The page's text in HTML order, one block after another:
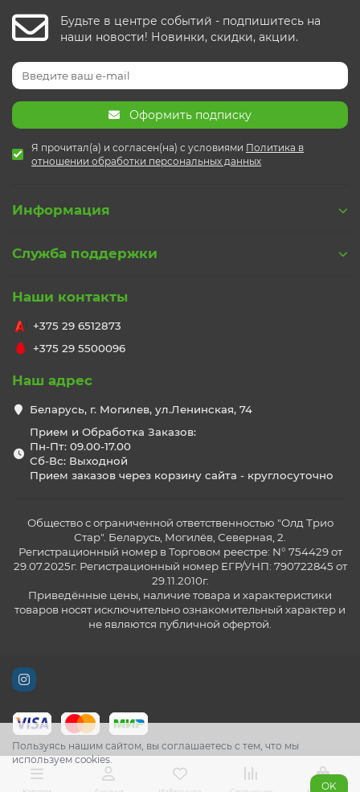
Пользуясь нашим сайтом, вы соглашаетесь с тем, что мы
используем cookies.
OK
Будьте в центре событий - подпишитесь на
наши новости! Новинки, скидки, акции.
Оформить подписку
Я прочитал(а) и согласен(на) с условиями Политика в
отношении обработки персональных данных
Информация
Служба поддержки
Наши контакты
+375 29 6512873
+375 29 5500096
Наш адрес
Беларусь, г. Могилев, ул.Ленинская, 74
Прием и Обработка Заказов:
Пн-Пт: 09.00-17.00
Сб-Вс: Выходной
Прием заказов через корзину сайта - круглосуточно
Общество с ограниченной ответственностью "Олд Трио
Стар". Беларусь, Могилёв, Северная, 2.
Регистрационный номер в Торговом реестре: N° 754429 от
29.07.2025г. Регистрационный номер ЕГР/УНП: 790722845 от
29.11.2010г.
Приведённые цены, наличие товара и характеристики
товаров носят исключительно ознакомительный характер и
не являются публичной офертой.